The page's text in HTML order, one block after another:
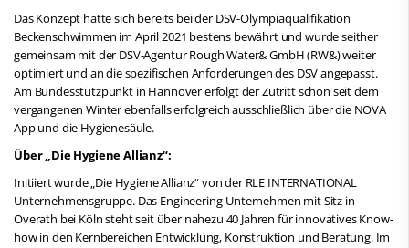
Das Konzept hatte sich bereits bei der DSV-Olympiaqualifikation
Beckenschwimmen im April 2021 bestens bewährt und wurde seither
gemeinsam mit der DSV-Agentur Rough Water& GmbH (RW&) weiter
optimiert und an die spezifischen Anforderungen des DSV angepasst.
Am Bundesstützpunkt in Hannover erfolgt der Zutritt schon seit dem
vergangenen Winter ebenfalls erfolgreich ausschließlich über die NOVA
App und die Hygienesäule.
Über „Die Hygiene Allianz“:
Initiiert wurde „Die Hygiene Allianz“ von der RLE INTERNATIONAL
Unternehmensgruppe. Das Engineering-Unternehmen mit Sitz in
Overath bei Köln steht seit über nahezu 40 Jahren für innovatives Know-
how in den Kernbereichen Entwicklung, Konstruktion und Beratung. Im